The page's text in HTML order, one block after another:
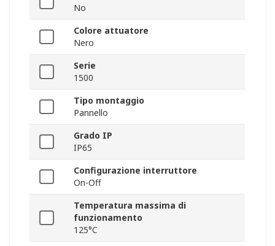
No
Colore attuatore
Nero
Serie
1500
Tipo montaggio
Pannello
Grado IP
IP65
Configurazione interruttore
On-Off
Temperatura massima di
funzionamento
125°C